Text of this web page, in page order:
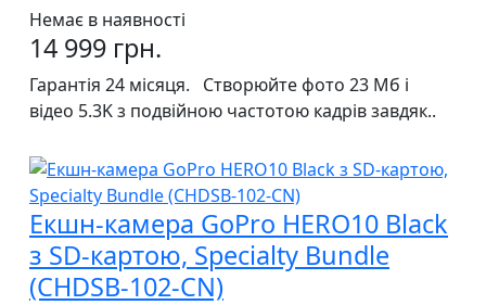
Немає в наявності
14 999 грн.
Гарантія 24 місяця. Створюйте фото 23 Мб і
відео 5.3K з подвійною частотою кадрів завдяк..
Екшн-камера GoPro HERO10 Black
з SD-картою, Specialty Bundle
(CHDSB-102-CN)